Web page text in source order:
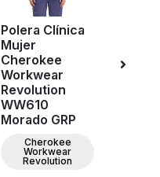
Polera Clínica
Mujer
Cherokee
Workwear
Revolution
WW610
Morado GRP
Cherokee
Workwear
Revolution